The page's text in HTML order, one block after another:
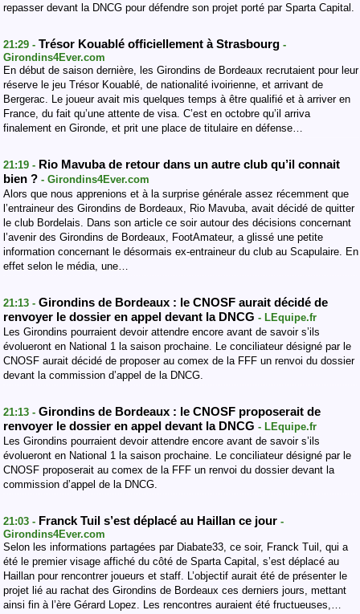
repasser devant la DNCG pour défendre son projet porté par Sparta Capital.
21:29 - Trésor Kouablé officiellement à Strasbourg -
Girondins4Ever.com
En début de saison dernière, les Girondins de Bordeaux recrutaient pour leur
réserve le jeu Trésor Kouablé, de nationalité ivoirienne, et arrivant de
Bergerac. Le joueur avait mis quelques temps à être qualifié et à arriver en
France, du fait qu’une attente de visa. C’est en octobre qu’il arriva
finalement en Gironde, et prit une place de titulaire en défense…
21:19 - Rio Mavuba de retour dans un autre club qu’il connait
bien ? - Girondins4Ever.com
Alors que nous apprenions et à la surprise générale assez récemment que
l’entraineur des Girondins de Bordeaux, Rio Mavuba, avait décidé de quitter
le club Bordelais. Dans son article ce soir autour des décisions concernant
l’avenir des Girondins de Bordeaux, FootAmateur, a glissé une petite
information concernant le désormais ex-entraineur du club au Scapulaire. En
effet selon le média, une…
21:13 - Girondins de Bordeaux : le CNOSF aurait décidé de
renvoyer le dossier en appel devant la DNCG - LEquipe.fr
Les Girondins pourraient devoir attendre encore avant de savoir s’ils
évolueront en National 1 la saison prochaine. Le conciliateur désigné par le
CNOSF aurait décidé de proposer au comex de la FFF un renvoi du dossier
devant la commission d’appel de la DNCG.
21:13 - Girondins de Bordeaux : le CNOSF proposerait de
renvoyer le dossier en appel devant la DNCG - LEquipe.fr
Les Girondins pourraient devoir attendre encore avant de savoir s’ils
évolueront en National 1 la saison prochaine. Le conciliateur désigné par le
CNOSF proposerait au comex de la FFF un renvoi du dossier devant la
commission d’appel de la DNCG.
21:03 - Franck Tuil s’est déplacé au Haillan ce jour -
Girondins4Ever.com
Selon les informations partagées par Diabate33, ce soir, Franck Tuil, qui a
été le premier visage affiché du côté de Sparta Capital, s’est déplacé au
Haillan pour rencontrer joueurs et staff. L’objectif aurait été de présenter le
projet lié au rachat des Girondins de Bordeaux ces derniers jours, mettant
ainsi fin à l’ère Gérard Lopez. Les rencontres auraient été fructueuses,…